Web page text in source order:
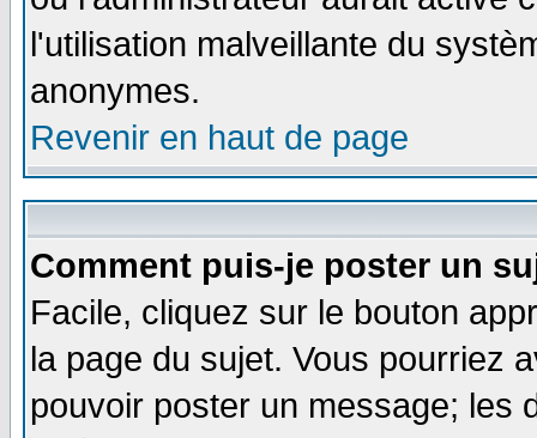
l'utilisation malveillante du
anonymes.
Revenir en haut de page
Comment puis-je poster un
Facile, cliquez sur le bouton
la page du sujet. Vous pourriez
pouvoir poster un message; les